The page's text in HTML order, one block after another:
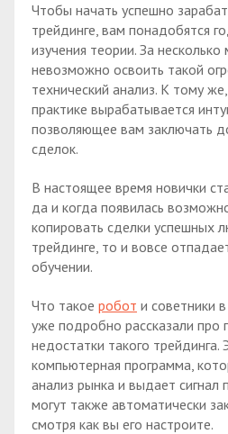
Чтобы начать успешно
трейдинге, вам понадобятся
изучения теории. За несколько
невозможно освоить такой
технический анализ. К тому
практике вырабатывается
позволяющее вам заключать
сделок.
В настоящее время новички
да и когда появилась
копировать сделки успешных
трейдинге, то и вовсе
обучении.
Что такое робот и советники
уже подробно рассказали про
недостатки такого трейдинга.
компьютерная программа,
анализ рынка и выдает сигнал
могут также автоматически
смотря как вы его настроите.